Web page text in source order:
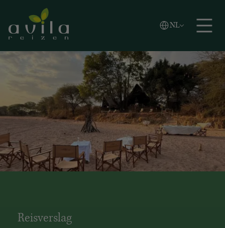
Zoeken
NL
Vlaams
English
Reisverslag